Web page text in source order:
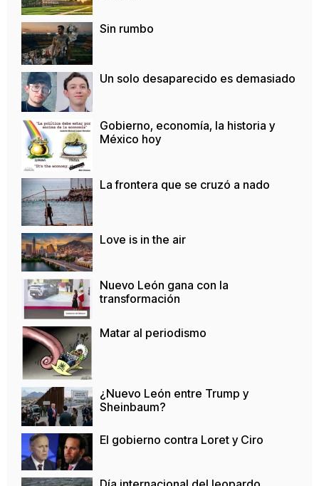
Sin rumbo
Un solo desaparecido es demasiado
Gobierno, economía, la historia y
México hoy
La frontera que se cruzó a nado
Love is in the air
Nuevo León gana con la
transformación
Matar al periodismo
¿Nuevo León entre Trump y
Sheinbaum?
El gobierno contra Loret y Ciro